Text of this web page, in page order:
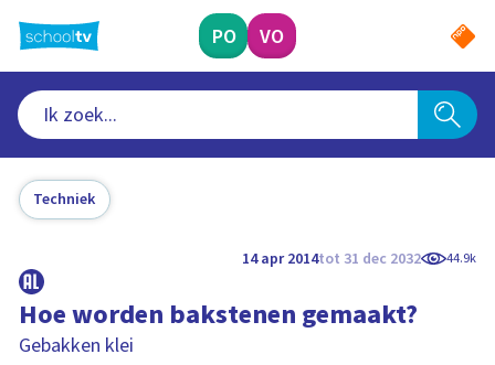
naar
hoofdinhoud
PO VO
Techniek
14 apr 2014tot 31 dec 2032 44.9k
Hoe worden bakstenen gemaakt?
Gebakken klei